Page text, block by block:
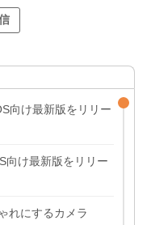
向け最新版をリリー
向け最新版をリリー
れにするカメラ